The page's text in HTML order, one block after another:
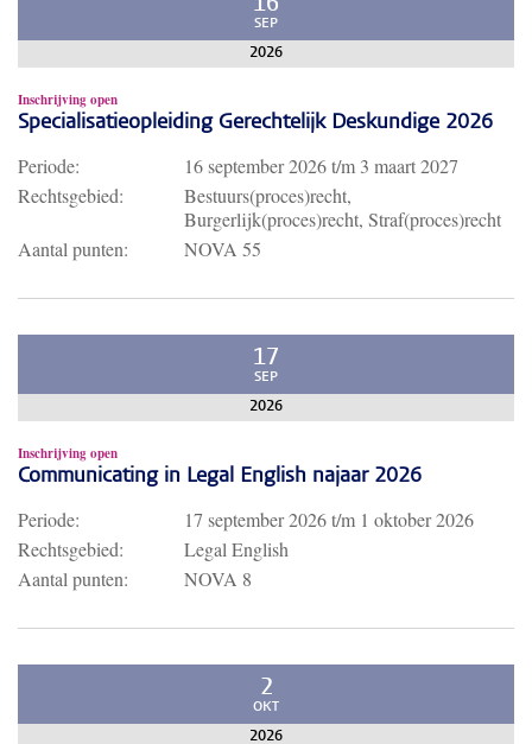
16
SEP
2026
Inschrijving open
Specialisatieopleiding Gerechtelijk Deskundige 2026
Periode: 16 september 2026t/m 3 maart 2027
Rechtsgebied:
Bestuurs(proces)recht,
Burgerlijk(proces)recht, Straf(proces)recht
Aantal punten:
NOVA 55
17
SEP
2026
Inschrijving open
Communicating in Legal English najaar 2026
Periode: 17 september 2026t/m 1 oktober 2026
Rechtsgebied:
Legal English
Aantal punten:
NOVA 8
2
OKT
2026